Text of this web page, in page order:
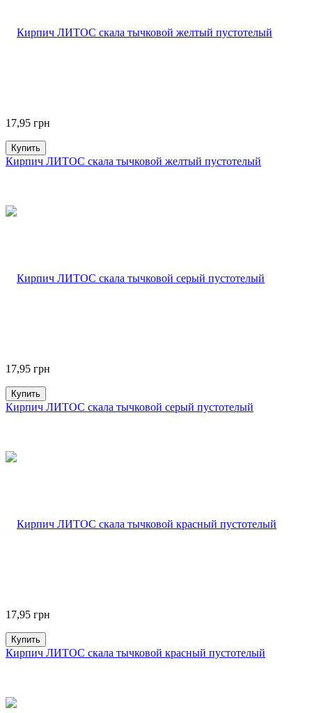
17,95 грн
Купить
Кирпич ЛИТОС скала тычковой желтый пустотелый
17,95 грн
Купить
Кирпич ЛИТОС скала тычковой серый пустотелый
17,95 грн
Купить
Кирпич ЛИТОС скала тычковой красный пустотелый